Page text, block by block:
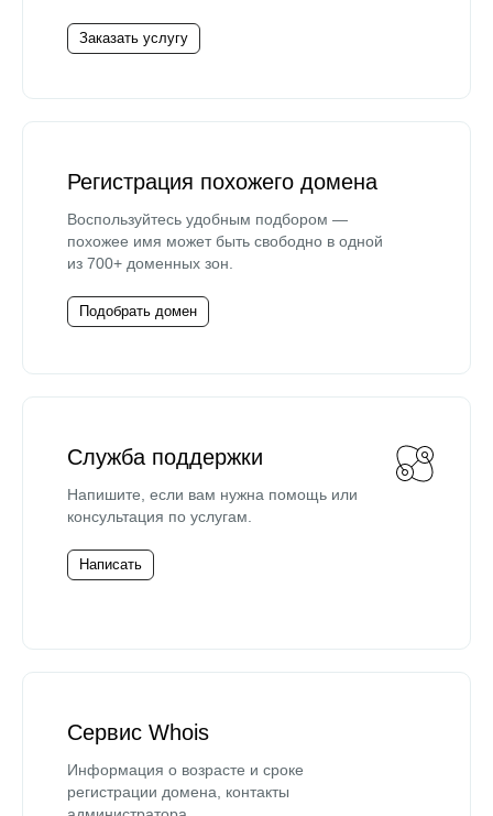
Заказать услугу
Регистрация похожего домена
Воспользуйтесь удобным подбором —
похожее имя может быть свободно в одной
из 700+ доменных зон.
Подобрать домен
Служба поддержки
Напишите, если вам нужна помощь или
консультация по услугам.
Написать
Сервис Whois
Информация о возрасте и сроке
регистрации домена, контакты